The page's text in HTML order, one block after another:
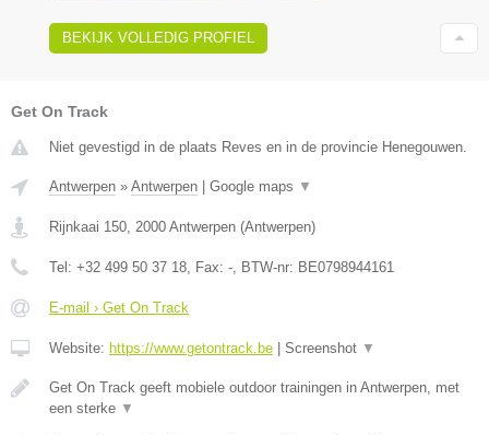
BEKIJK VOLLEDIG PROFIEL
Get On Track
Niet gevestigd in de plaats Reves en in de provincie Henegouwen.
Antwerpen » Antwerpen | Google maps ▼
Rijnkaai 150 2000 Antwerpen (Antwerpen)
Tel: +32 499 50 37 18 , Fax: - , BTW-nr: BE0798944161
E-mail › Get On Track
Website: https://www.getontrack.be | Screenshot ▼
Get On Track geeft mobiele outdoor trainingen in Antwerpen, met
een sterke ▼